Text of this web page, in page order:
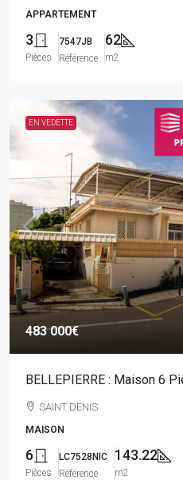
APPARTEMENT
3
Pièces
7547JB
Référence
62
m2
EN VEDETTE
483 000€
BELLEPIERRE : Maison 6
SAINT DENIS
MAISON
6
Pièces
LC7528NIC
Référence
143.22
m2